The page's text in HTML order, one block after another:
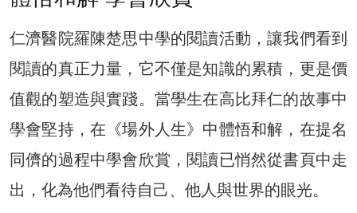
仁濟醫院羅陳楚思中學的閱讀活動，讓我們看到
閱讀的真正力量，它不僅是知識的累積，更是價
值觀的塑造與實踐。當學生在高比拜仁的故事中
學會堅持，在《場外人生》中體悟和解，在提名
同儕的過程中學會欣賞，閱讀已悄然從書頁中走
出，化為他們看待自己、他人與世界的眼光。